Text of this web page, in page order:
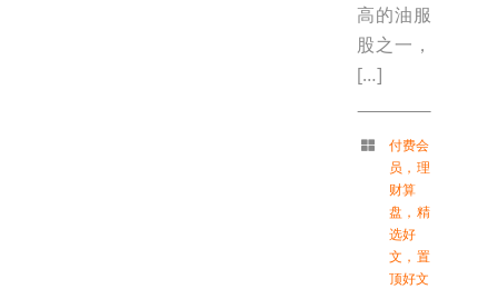
高的油服
股之一，
[…]
付费会
员 ， 理
财算
盘 ， 精
选好
文 ， 置
顶好文